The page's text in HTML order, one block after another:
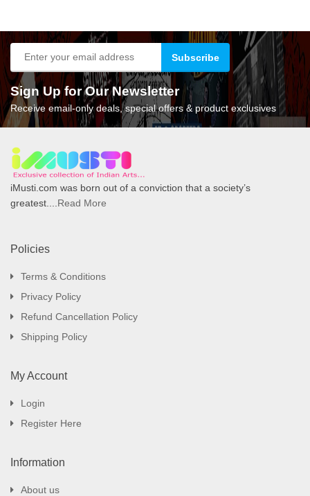
Sign Up for Our Newsletter
Receive email-only deals, special offers & product exclusives
iMusti.com was born out of a conviction that a society’s
greatest.... Read More
Policies
Terms & Conditions
Privacy Policy
Refund Cancellation Policy
Shipping Policy
My Account
Login
Register Here
Information
About us